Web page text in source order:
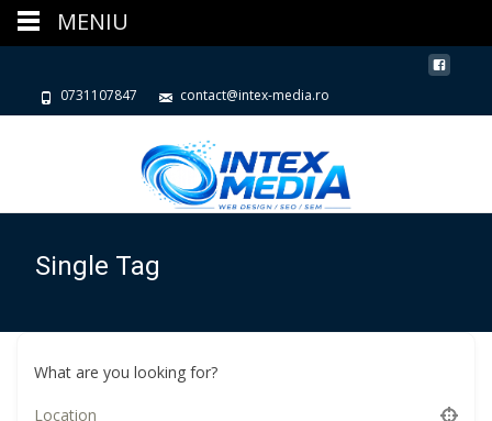
0731107847 contact@intex-media.ro
Single Tag
What are you looking for?
MENIU